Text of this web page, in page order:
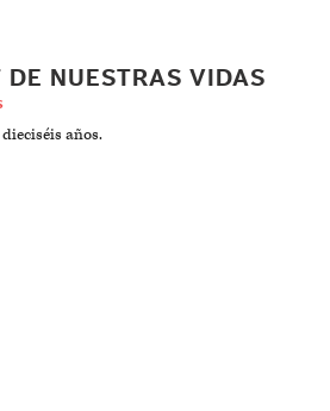
DE NUESTRAS VIDAS
años.